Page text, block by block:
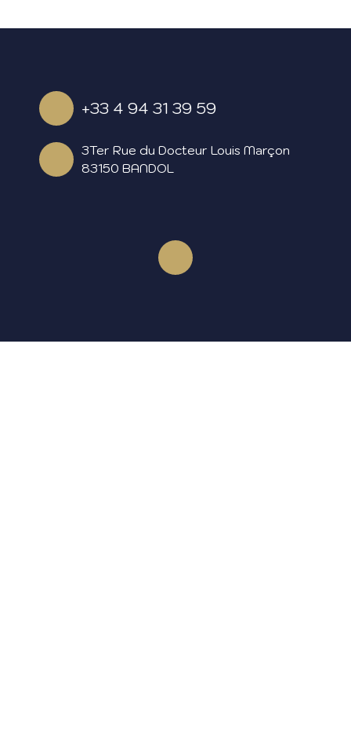
+33 4 94 31 39 59
3Ter Rue du Docteur Louis Marçon
83150 BANDOL